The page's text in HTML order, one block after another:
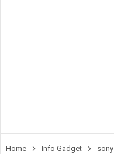
Home Info Gadget sony